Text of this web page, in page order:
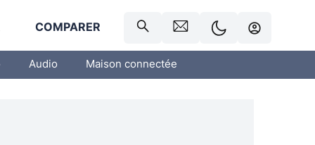
COMPARER
Audio Maison connectée